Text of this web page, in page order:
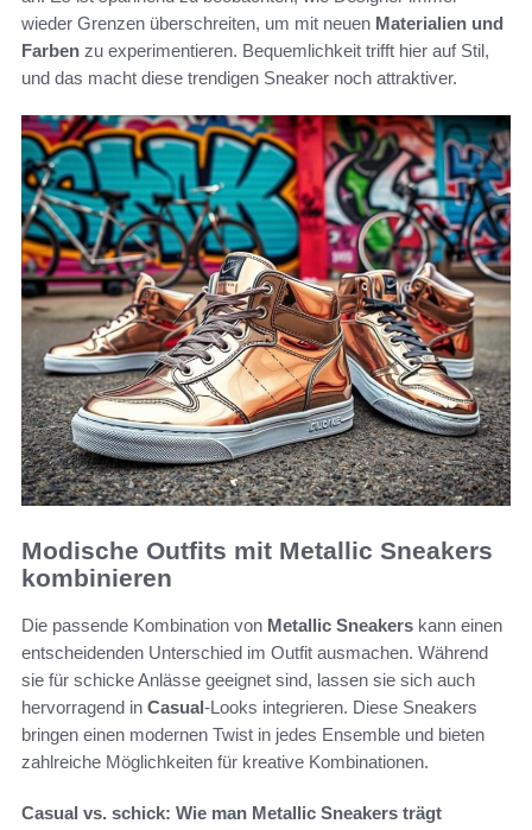
wieder Grenzen überschreiten, um mit neuen Materialien und
Farben zu experimentieren. Bequemlichkeit trifft hier auf Stil,
und das macht diese trendigen Sneaker noch attraktiver.
Modische Outfits mit Metallic Sneakers
kombinieren
Die passende Kombination von Metallic Sneakers kann einen
entscheidenden Unterschied im Outfit ausmachen. Während
sie für schicke Anlässe geeignet sind, lassen sie sich auch
hervorragend in Casual-Looks integrieren. Diese Sneakers
bringen einen modernen Twist in jedes Ensemble und bieten
zahlreiche Möglichkeiten für kreative Kombinationen.
Casual vs. schick: Wie man Metallic Sneakers trägt